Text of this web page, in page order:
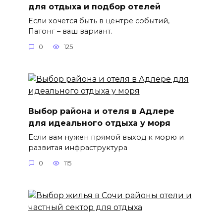
для отдыха и подбор отелей
Если хочется быть в центре событий,
Патонг – ваш вариант.
0 125
Выбор района и отеля в Адлере
для идеального отдыха у моря
Если вам нужен прямой выход к морю и
развитая инфраструктура
0 115